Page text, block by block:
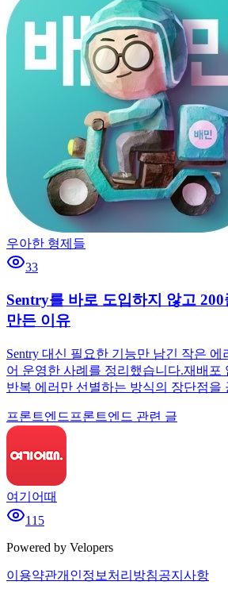
우아한 형제들
33
Sentry를 바로 도입하지 않고
만든 이유
Sentry 대신 필요한 기능만 남긴 작은
어 운영한 사례를 정리했습니다.재배포
반복 에러만 선별하는 방식의 장단점을
프론트엔드 프론트엔드 관련 글
여기어때
115
Powered by Velopers
이용약관개인정보처리방침공지사항